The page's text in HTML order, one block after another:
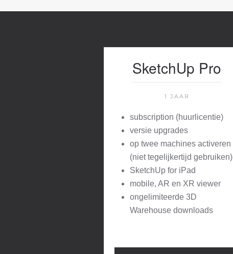
SketchUp Pro
1 JAAR
subscription (huurlicentie)
versie upgrades
op twee machines activeren
(niet tegelijkertijd gebruiken)
SketchUp for iPad
mobile, AR en XR viewer
ongelimiteerde 3D
Warehouse downloads